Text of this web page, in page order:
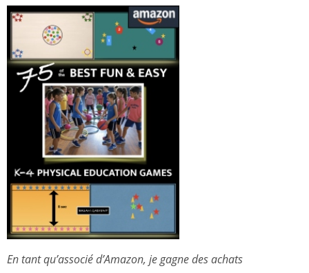
En tant qu’associé d’Amazon, je gagne des achats